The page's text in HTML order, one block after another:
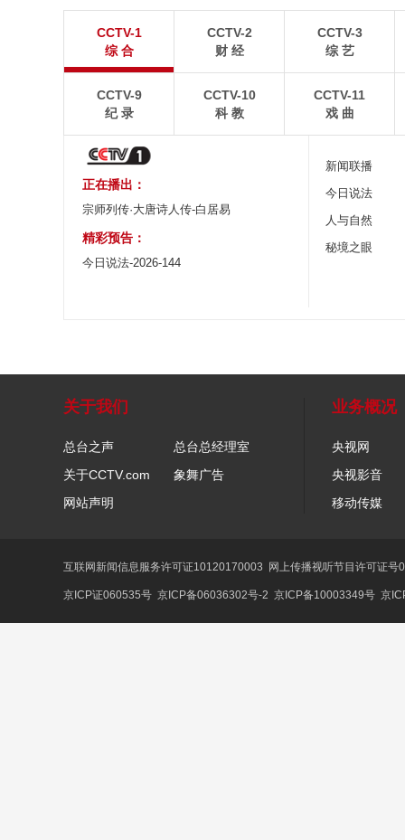
晨光洒在茶园，连绵起伏的茶山云雾缭绕，茶农采摘
秋茶，绘就一幅秀美的茶乡画卷。
杭台高铁温玉段途经
CCTV-1
综 合
CCTV-2
财 经
CCTV-3
综 艺
CCTV-9
纪 录
CCTV-10
科 教
CCTV-11
戏 曲
正在播出：
宗师列传·大唐诗人传-白居易
精彩预告：
今日说法-2026-144
新闻联播
今日说法
人与自然
秘境之眼
关于我们
总台之声
总台总经理室
关于CCTV.com
象舞广告
网站声明
业务概况
央视网
央视影音
移动传媒
互联网新闻信息服务许可证10120170003 网上传播视听节目许可证
京ICP证060535号 京ICP备06036302号-2 京ICP备10003349号 京